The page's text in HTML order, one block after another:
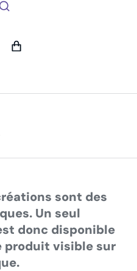
sont des
Un seul
donc disponible
produit visible sur